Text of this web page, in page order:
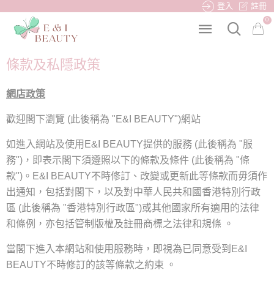
登入 註冊
0
條款及私隱政策
網店政策
歡迎閣下瀏覽 (此後稱為 " E&I BEAUTY")網站
如進入網站及使用 E&I BEAUTY提供的服務 (此後稱為 "服
務") ， 即表示閣下須遵照以下的條款及條件 (此後稱為 "條
款") 。 E&I BEAUTY不時修訂 、 改變或更新此等條款而毋須作
出通知 ， 包括對閣下 ， 以及對中華人民共和國香港特別行政
區 (此後稱為 "香港特別行政區")或其他國家所有適用的法律
和條例 ， 亦包括管制版權及註冊商標之法律和規條 。
當閣下進入本網站和使用服務時 ， 即視為已同意受到 E&I
BEAUTY不時修訂的該等條款之約束 。